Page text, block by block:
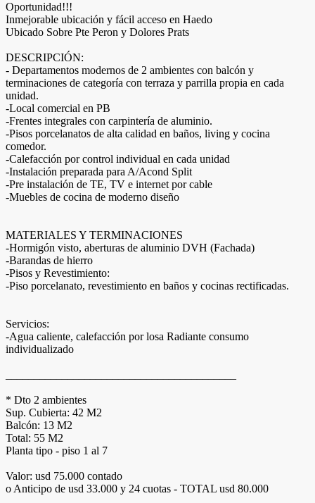
Oportunidad!!!
Inmejorable ubicación y fácil acceso en Haedo
Ubicado Sobre Pte Peron y Dolores Prats
DESCRIPCIÓN:
- Departamentos modernos de 2 ambientes con balcón y
terminaciones de categoría con terraza y parrilla propia en cada
unidad.
-Local comercial en PB
-Frentes integrales con carpintería de aluminio.
-Pisos porcelanatos de alta calidad en baños, living y cocina
comedor.
-Calefacción por control individual en cada unidad
-Instalación preparada para A/Acond Split
-Pre instalación de TE, TV e internet por cable
-Muebles de cocina de moderno diseño
MATERIALES Y TERMINACIONES
-Hormigón visto, aberturas de aluminio DVH (Fachada)
-Barandas de hierro
-Pisos y Revestimiento:
-Piso porcelanato, revestimiento en baños y cocinas rectificadas.
Servicios:
-Agua caliente, calefacción por losa Radiante consumo
individualizado
* Dto 2 ambientes
Sup. Cubierta: 42 M2
Balcón: 13 M2
Total: 55 M2
Planta tipo - piso 1 al 7
Valor: usd 75.000 contado
o Anticipo de usd 33.000 y 24 cuotas - TOTAL usd 80.000